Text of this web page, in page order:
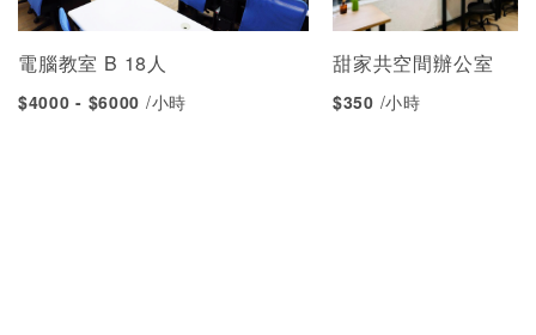
電腦教室 B 18人
$4000 - $6000 /小時
甜家共空間辦公室
$350 /小時